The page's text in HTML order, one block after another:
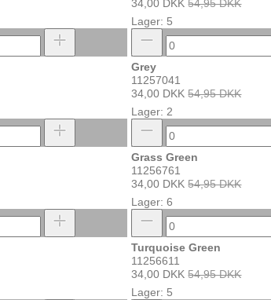
34,00 DKK 54,95 DKK
Lager: 5
Grey
11257041
34,00 DKK 54,95 DKK
Lager: 2
Grass Green
11256761
34,00 DKK 54,95 DKK
Lager: 6
Turquoise Green
11256611
34,00 DKK 54,95 DKK
Lager: 5